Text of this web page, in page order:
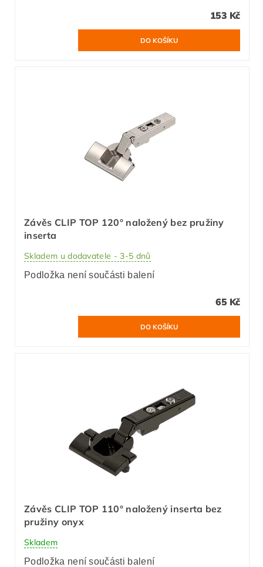
153 Kč
Závěs CLIP TOP 120° naložený bez pružiny
inserta
Skladem u dodavatele - 3-5 dnů
Podložka není součásti balení
65 Kč
Závěs CLIP TOP 110° naložený inserta bez
pružiny onyx
Skladem
Podložka není součásti balení